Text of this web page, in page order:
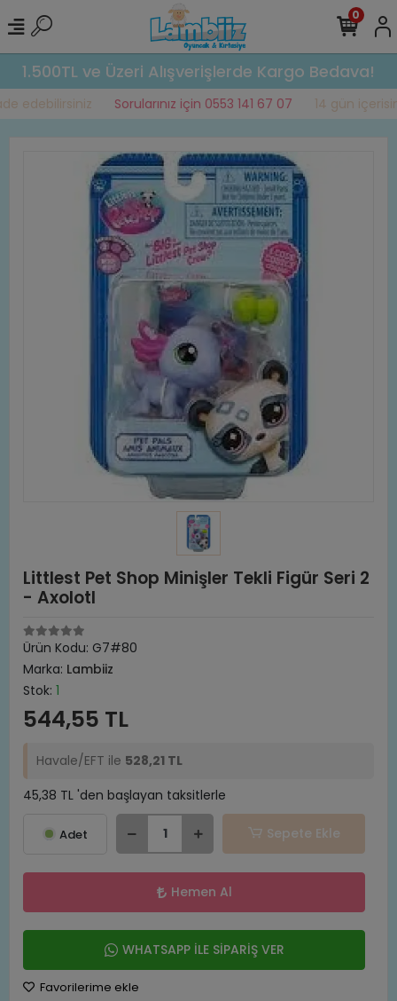
1.500TL ve Üzeri Alışverişlerde Kargo Bedava!
edebilirsiniz Sorularınız için 0553 141 67 07 14 gün
0
Littlest Pet Shop Minişler Tekli Figür Seri 2
- Axolotl
Ürün Kodu: G7#80
Marka: Lambiiz
Stok: 1
544,55 TL
Havale/EFT ile 528,21 TL
45,38 TL 'den başlayan taksitlerle
Adet Sepete Ekle
Hemen Al
WHATSAPP İLE SİPARİŞ VER
Favorilerime ekle